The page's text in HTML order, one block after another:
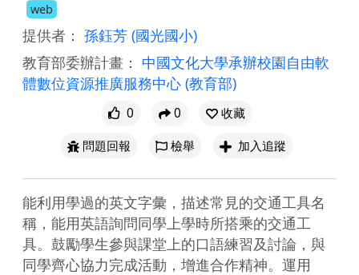
web
提供者： 孫鈺芳 (國光國小)
教育部委辦計畫： 中國文化大學承辦校園自由軟
體數位資源推廣服務中心 (教育部)
0 0
收藏
問題回報
檢舉 加入追蹤
能利用學過的英文字彙，描述常見的交通工具名
稱，能用英語詢問同學上學時所搭乘的交通工
具。鼓勵學生參與課堂上的口語練習及討論，與
同學齊心協力完成活動，增進合作精神。運用